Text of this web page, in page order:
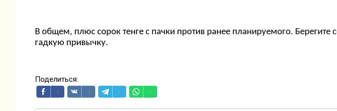
В общем, плюс сорок тенге с пачки против ранее планируемого. Берегите
гадкую привычку.
Поделиться: